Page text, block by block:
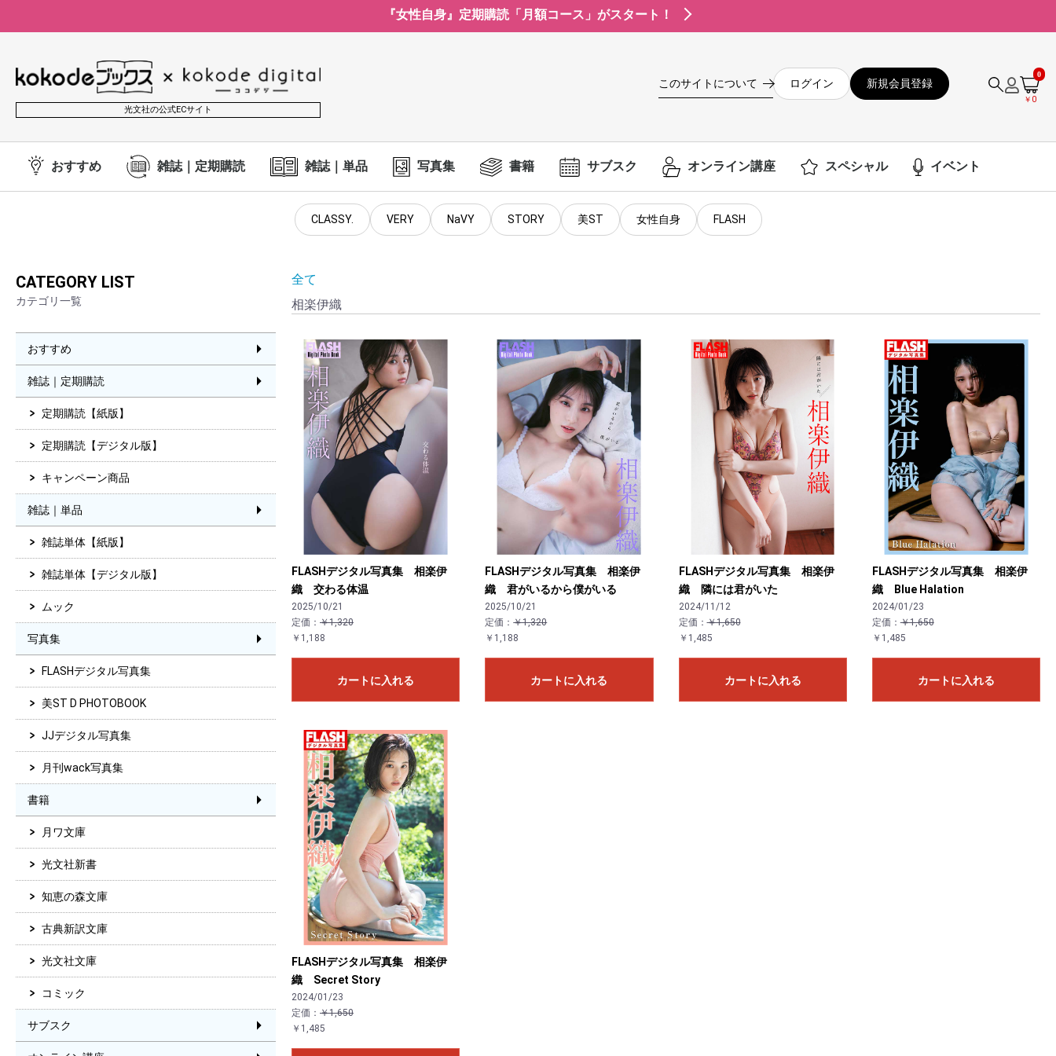
『女性自身』定期購読「月額コース」がスタート！
光文社の公式ECサイト
このサイトについて ログイン 新規会員登録
0
￥0
おすすめ 雑誌｜定期購読 雑誌｜単品 写真集 書籍 サブスク オンライン講座 スペシャル イベント
CLASSY. VERY NaVY STORY 美ST 女性自身 FLASH
CATEGORY LIST
カテゴリ一覧
おすすめ
雑誌｜定期購読
定期購読【紙版】
定期購読【デジタル版】
キャンペーン商品
雑誌｜単品
雑誌単体【紙版】
雑誌単体【デジタル版】
ムック
写真集
FLASHデジタル写真集
美ST D PHOTOBOOK
JJデジタル写真集
月刊wack写真集
書籍
月ワ文庫
光文社新書
知恵の森文庫
古典新訳文庫
光文社文庫
コミック
サブスク
全て
相楽伊織
FLASHデジタル写真集 相楽伊
織 交わる体温
2025/10/21
定価： ￥1,320
￥1,188
カートに入れる
FLASHデジタル写真集 相楽伊
織 君がいるから僕がいる
2025/10/21
定価：￥1,320
￥1,188
カートに入れる
FLASHデジタル写真集 相楽伊
織 隣には君がいた
2024/11/12
定価：￥1,650
￥1,485
カートに入れる
FLASHデジタル写真集 相楽伊
織 Blue Halation
2024/01/23
定価：￥1,650
￥1,485
カートに入れる
FLASHデジタル写真集 相楽伊
織 Secret Story
2024/01/23
定価： ￥1,650
￥1,485
お買い物を続ける